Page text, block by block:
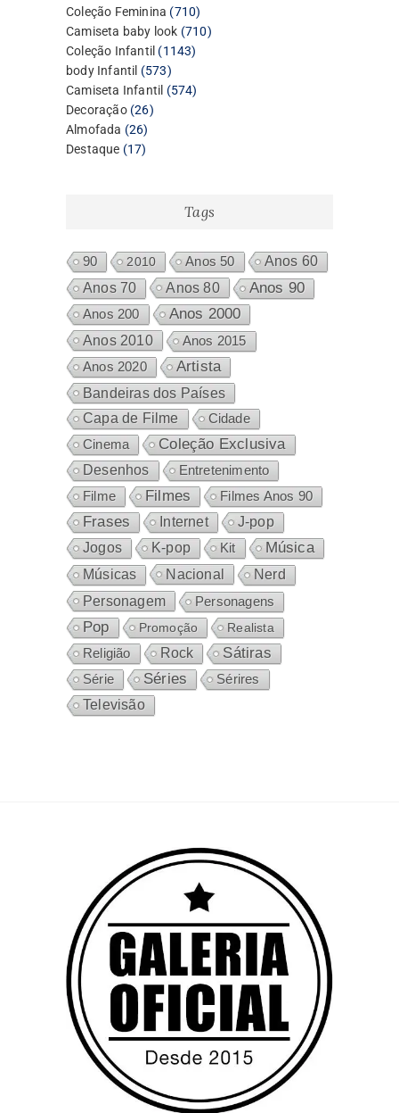
Coleção Feminina 710710
produtos
Camiseta baby look 710710
Coleção Infantil 11431143
body Infantil 573573
produtos
Camiseta Infantil 574574
Decoração 2626
Almofada 2626
produtos
Destaque 1717
Tags
90 2010 Anos 50
Anos 60
Anos 70
Anos 80 Anos 90
Anos 200 Anos 2000
Anos 2010 Anos 2015
Anos 2020 Artista
Bandeiras dos Países
Capa de Filme
Cidade
Cinema
Coleção Exclusiva
Desenhos
Entretenimento
Filme
Filmes Filmes Anos 90
Frases Internet
J-pop
Jogos
K-pop Kit Música
Músicas Nacional Nerd
Personagem Personagens
Pop Promoção
Realista
Religião
Rock Sátiras
Série Séries
Sérires
Televisão